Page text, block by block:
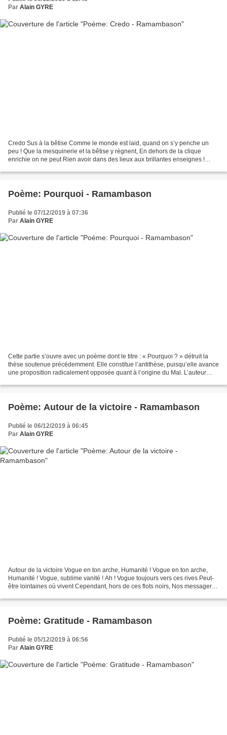
Par Alain GYRE
Credo Sus à la bêtise Comme le monde est laid, quand on s’y penche un
peu ! Que la mesquinerie et la bêtise y règnent, En dehors de la clique
enrichie on ne peut Rien avoir dans des lieux aux brillantes enseignes !
Poème: Pourquoi - Ramambason
Publié le 07/12/2019 à 07:36
Par Alain GYRE
Cette partie s’ouvre avec un poème dont le titre : « Pourquoi ? » détruit la
thèse soutenue précédemment. Elle constitue l’antithèse, puisqu’elle avance
une proposition radicalement opposée quant à l’origine du Mal. L’auteur
Poème: Autour de la victoire - Ramambason
Publié le 06/12/2019 à 06:45
Par Alain GYRE
Autour de la victoire Vogue en ton arche, Humanité ! Vogue en ton arche,
Humanité ! Vogue, sublime vanité ! Ah ! Vogue toujours vers ces rives Peut-
être lointaines où vivent Cependant, hors de ces flots noirs, Nos messagers,
Poème: Gratitude - Ramambason
Publié le 05/12/2019 à 06:56
Par Alain GYRE